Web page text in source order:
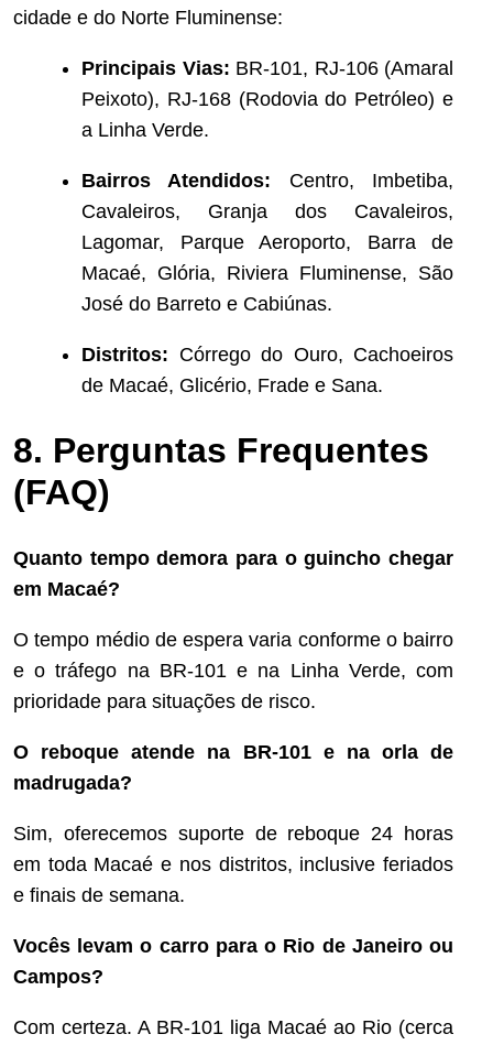
cidade e do Norte Fluminense:
Principais Vias: BR-101, RJ-106 (Amaral
Peixoto), RJ-168 (Rodovia do Petróleo) e
a Linha Verde.
Bairros Atendidos: Centro, Imbetiba,
Cavaleiros, Granja dos Cavaleiros,
Lagomar, Parque Aeroporto, Barra de
Macaé, Glória, Riviera Fluminense, São
José do Barreto e Cabiúnas.
Distritos: Córrego do Ouro, Cachoeiros
de Macaé, Glicério, Frade e Sana.
8. Perguntas Frequentes
(FAQ)
Quanto tempo demora para o guincho chegar
em Macaé?
O tempo médio de espera varia conforme o bairro
e o tráfego na BR-101 e na Linha Verde, com
prioridade para situações de risco.
O reboque atende na BR-101 e na orla de
madrugada?
Sim, oferecemos suporte de reboque 24 horas
em toda Macaé e nos distritos, inclusive feriados
e finais de semana.
Vocês levam o carro para o Rio de Janeiro ou
Campos?
Com certeza. A BR-101 liga Macaé ao Rio (cerca